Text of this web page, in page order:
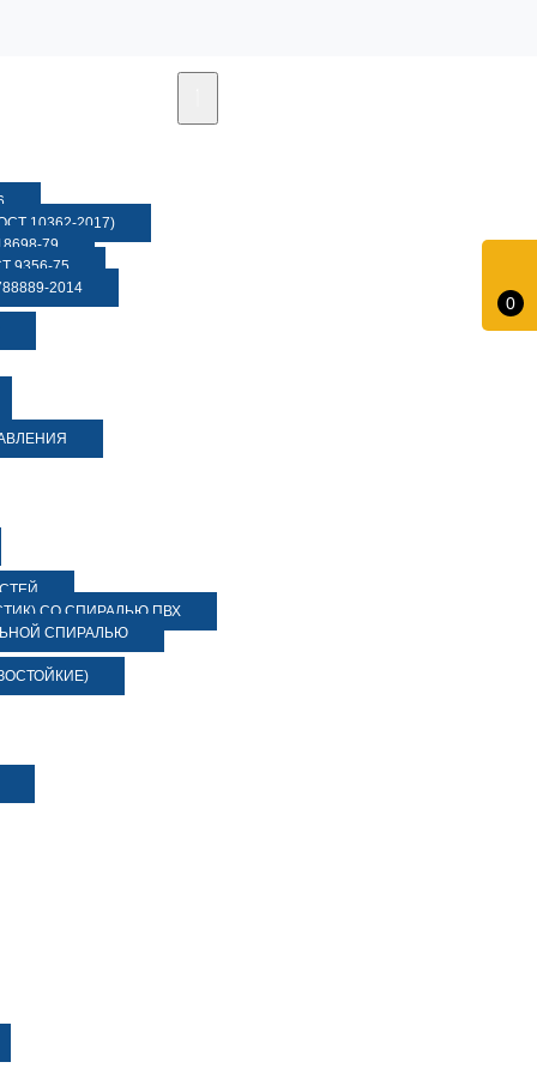
0
10362-2017)
79
9356-75
2014
СО СПИРАЛЬЮ ПВХ
СПИРАЛЬЮ